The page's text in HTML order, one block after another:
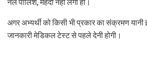
अगर अभ्यर्थी को किसी भी प्रकार का संक्रमण
जानकारी मेडिकल टेस्ट से पहले देनी होगी।